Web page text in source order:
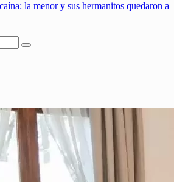
la menor y sus hermanitos quedaron a